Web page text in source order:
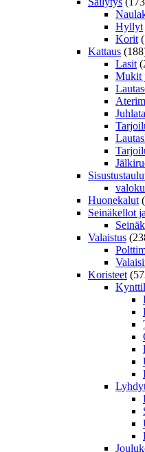
Hyllyt
Korit
Kattaus
Lasit
Mukit
Huonekalut
Seinäkellot
Valaistus
Koristeet